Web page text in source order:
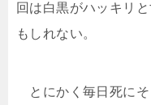
回は白黒がハッキリ
もしれない。
とにかく毎日死にそ